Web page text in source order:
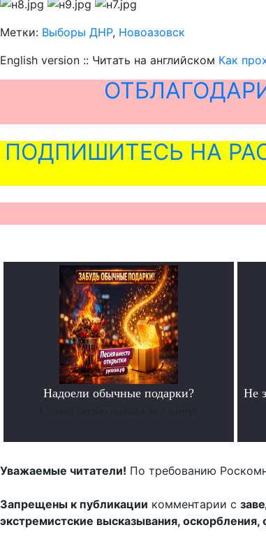
Метки: Выборы ДНР, Новоазовск
English version :: Читать на английском Как
ПОДПИШИТЕСЬ НА
Надоели обычные подарки?
Не
Уважаемые читатели! По требованию
Запрещены к публикации комментарии с
экстремистские высказывания, оскорбления,